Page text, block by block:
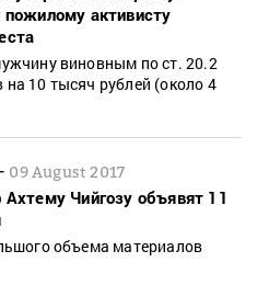
пожилому активисту
виновным по ст. 20.2
10 тысяч рублей (около 4
- 09 August 2017
Ахтему Чийгозу объявят 11
объема материалов